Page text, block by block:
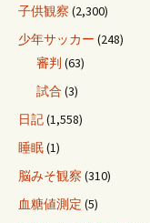
子供観察 (2,300)
少年サッカー (248)
審判 (63)
試合 (3)
日記(1,558)
睡眠(1)
脳みそ観察 (310)
血糖値測定 (5)